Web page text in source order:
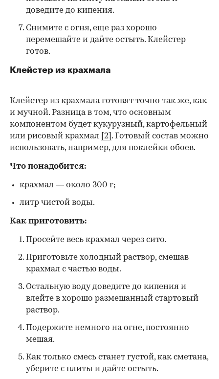
доведите до кипения.
Снимите с огня, еще раз хорошо
перемешайте и дайте остыть. Клейстер
готов.
Клейстер из крахмала
Клейстер из крахмала готовят точно так же, как
и мучной. Разница в том, что основным
компонентом будет кукурузный, картофельный
или рисовый крахмал
[2] . Готовый состав можно
использовать, например, для поклейки обоев.
Что понадобится:
крахмал — около 300 г;
литр чистой воды.
Как приготовить:
Просейте весь крахмал через сито.
Приготовьте холодный раствор, смешав
крахмал с частью воды.
Остальную воду доведите до кипения и
влейте в хорошо размешанный стартовый
раствор.
Подержите немного на огне, постоянно
мешая.
Как только смесь станет густой, как сметана,
уберите с плиты и дайте остыть.